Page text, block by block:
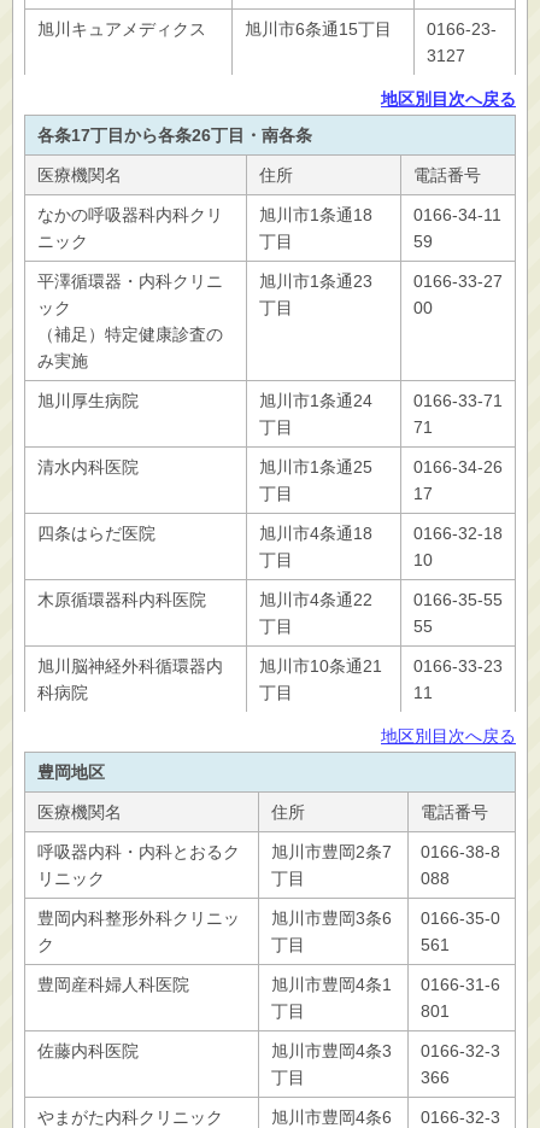
旭川キュアメディクス 旭川市6条通15丁目
0166-23-
3127
地区別目次へ戻る
各条17丁目から各条26丁目・南各条
医療機関名 住所 電話番号
なかの呼吸器科内科クリ
ニック
旭川市1条通18
丁目
0166-34-11
59
平澤循環器・内科クリニ
ック
（補足）特定健康診査の
み実施
旭川市1条通23
丁目
0166-33-27
00
旭川厚生病院
旭川市1条通24
丁目
0166-33-71
71
清水内科医院
旭川市1条通25
丁目
0166-34-26
17
四条はらだ医院
旭川市4条通18
丁目
0166-32-18
10
木原循環器科内科医院
旭川市4条通22
丁目
0166-35-55
55
旭川脳神経外科循環器内
科病院
旭川市10条通21
丁目
0166‐33‐23
11
地区別目次へ戻る
豊岡地区
医療機関名 住所 電話番号
呼吸器内科・内科とおるク
リニック
旭川市豊岡2条7
丁目
0166-38-8
088
豊岡内科整形外科クリニッ
ク
旭川市豊岡3条6
丁目
0166-35-0
561
豊岡産科婦人科医院
旭川市豊岡4条1
丁目
0166-31-6
801
佐藤内科医院
旭川市豊岡4条3
丁目
0166-32-3
366
やまがた内科クリニック
旭川市豊岡4条6
0166-32-3